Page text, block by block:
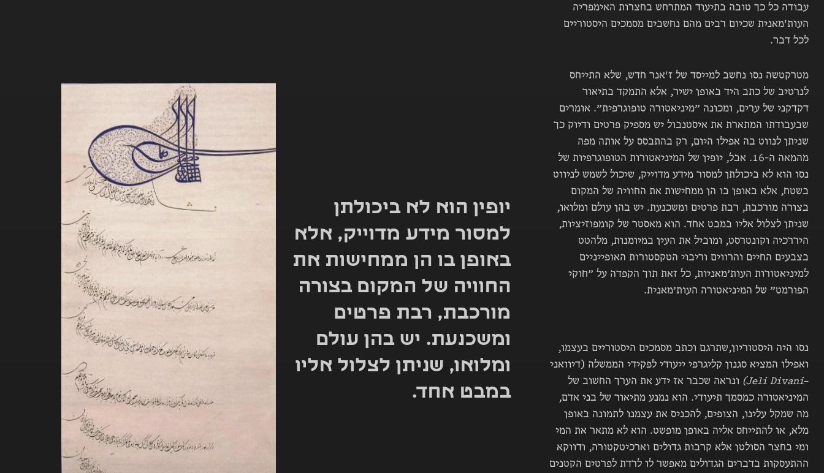
עבודה כל כך טובה בתיעוד המתרחש בחצרות האימפריה
העות'מאנית שכיום רבים מהם נחשבים מסמכים היסטוריים
לכל דבר.
מטרקטשה נסו נחשב למייסד של ז'אנר חדש, שלא התייחס
לנרטיב של כתב היד באופן ישיר, אלא התמקד בתיאור
דקדקני של ערים, ומכונה ״מיניאטורה טופוגרפית״. אומרים
שבעבודתו המתארת את איסטנבול יש מספיק פרטים ודיוק כך
שניתן לנווט בה אפילו היום, רק בהתבסס על אותה מפה
מהמאה ה-16. אבל,
יופין של המיניאטורות הטופוגרפיות של
נסו הוא לא ביכולתן למסור מידע מדוייק, שיכול לשמש לניווט
בשטח, אלא באופן בו הן ממחישות את החוויה של המקום
בצורה מורכבת, רבת פרטים ומשכנעת. יש בהן עולם ומלואו,
שניתן לצלול אליו במבט אחד. הוא מאסטר של קומפוזיציות,
היררכיה וקונטרסט, ומוביל את העין במיומנות, מלהטט
בצבעים החיים והרווים וריבוי הטקסטורות האופייניים
למיניאטורות העות׳מאניות, כל זאת תוך הקפדה על ״חוקי
הפורמט״ של המיניאטורה העות׳מאנית.
נסו היה היסטוריון,שתרגם וכתב מסמכים היסטוריים בעצמו,
ואפילו המציא סגנון קליגרפי ייעודי לפקידי הממשלה (דיוואני
–
Jeli Divani) ונראה שכבר אז ידע את הערך החשוב של
המיניאטורה כמסמך תיעודי. הוא נמנע מתיאור של בני אדם,
מה שמקל עלינו, הצופים, להכניס את עצמנו לתמונה באופן
מלא, או להתייחס אליה באופן מופשט. הוא לא מתאר את המי
ומי בחצר הסולטן אלא קרבות גדולים וארכיטקטורה, ודווקא
ההתעסקות בדברים הגדולים מאפשר לו לרדת לפרטים הקטנים
יופין הוא לא ביכולתן
למסור מידע מדוייק, אלא
באופן בו הן ממחישות את
החוויה של המקום בצורה
מורכבת, רבת פרטים
ומשכנעת. יש בהן עולם
ומלואו, שניתן לצלול אליו
במבט אחד.